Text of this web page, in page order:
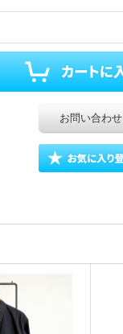
お問い合わせ